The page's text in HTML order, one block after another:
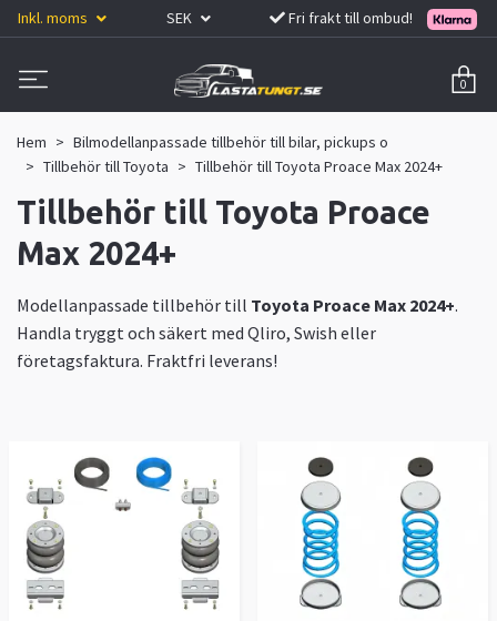
Inkl. moms SEK Fri frakt till ombud!
0
Hem
Bilmodellanpassade tillbehör till bilar, pickups o
Tillbehör till Toyota
Tillbehör till Toyota Proace Max 2024+
Tillbehör till Toyota Proace
Max 2024+
Modellanpassade tillbehör till Toyota Proace Max 2024+.
Handla tryggt och säkert med Qliro, Swish eller
företagsfaktura. Fraktfri leverans!